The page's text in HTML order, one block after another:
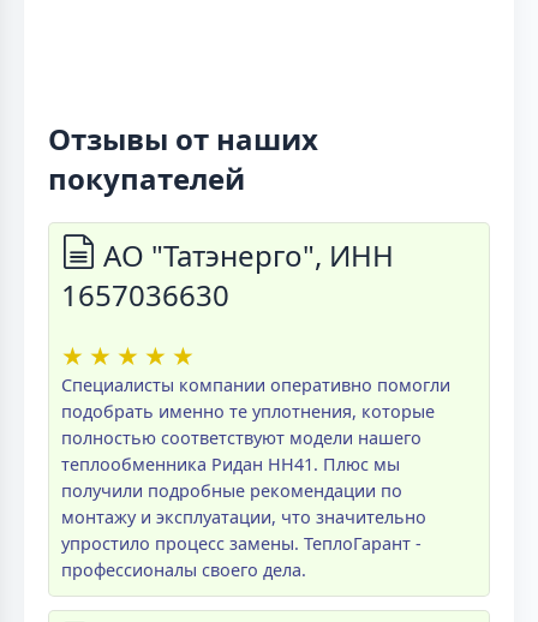
Отзывы от наших
покупателей
АО "Татэнерго", ИНН
1657036630
★ ★ ★ ★ ★
Специалисты компании оперативно помогли
подобрать именно те уплотнения, которые
полностью соответствуют модели нашего
теплообменника Ридан НН41. Плюс мы
получили подробные рекомендации по
монтажу и эксплуатации, что значительно
упростило процесс замены. ТеплоГарант -
профессионалы своего дела.